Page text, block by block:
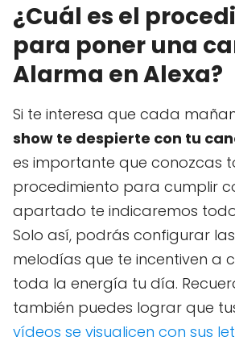
¿Cuál es el
para poner una
Alarma en Alexa?
Si te interesa que cada
show te despierte con tu
es importante que conozcas
procedimiento para cumplir
apartado te indicaremos
Solo así, podrás configurar
melodías que te incentiven a
toda la energía tu día.
también puedes lograr que
vídeos se visualicen con sus